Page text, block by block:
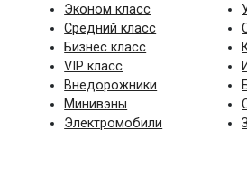
Эконом класс
Средний класс
Бизнес класс
VIP класс
Внедорожники
Минивэны
Электромобили